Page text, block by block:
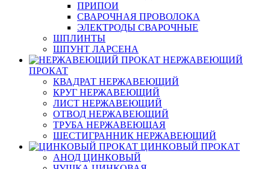
ПРИПОИ
СВАРОЧНАЯ ПРОВОЛОКА
ЭЛЕКТРОДЫ СВАРОЧНЫЕ
ШПЛИНТЫ
ШПУНТ ЛАРСЕНА
НЕРЖАВЕЮЩИЙ
ПРОКАТ
КВАДРАТ НЕРЖАВЕЮЩИЙ
КРУГ НЕРЖАВЕЮЩИЙ
ЛИСТ НЕРЖАВЕЮЩИЙ
ОТВОД НЕРЖАВЕЮЩИЙ
ТРУБА НЕРЖАВЕЮЩАЯ
ШЕСТИГРАННИК НЕРЖАВЕЮЩИЙ
ЦИНКОВЫЙ ПРОКАТ
АНОД ЦИНКОВЫЙ